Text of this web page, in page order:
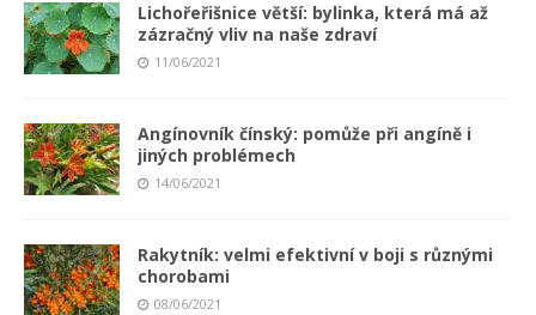
Lichořeřišnice větší: bylinka, která má až
zázračný vliv na naše zdraví
11/06/2021
Angínovník čínský: pomůže při angíně i
jiných problémech
14/06/2021
Rakytník: velmi efektivní v boji s různými
chorobami
08/06/2021